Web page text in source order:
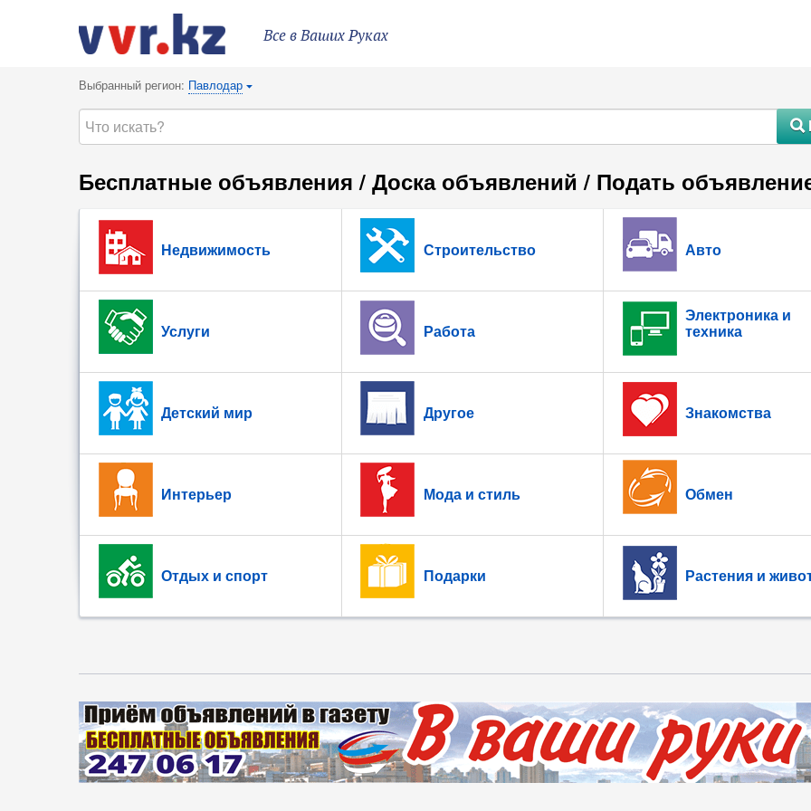
Все в Ваших Руках
Выбранный регион: Павлодар {
#
Бесплатные объявления / Доска объявлений / Подать
Недвижимость Строительство Авто
Услуги Работа
Электроника и
техника
Детский мир Другое Знакомства
Интерьер Мода и стиль Обмен
Отдых и спорт Подарки Растения и